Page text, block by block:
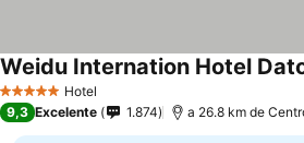
5 Estrelas Hotel
Weidu Internation Hotel
9,3 Excelente 1.874 a 26.8 km de